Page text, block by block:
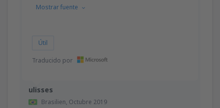
ulisses
Brasilien, Octubre 2019
Mostrar fuente
Útil
Traducido por